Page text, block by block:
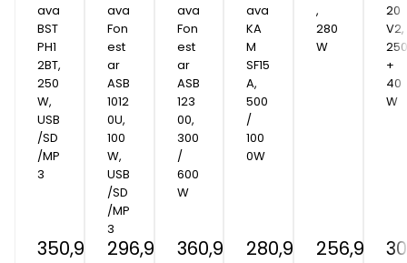
ava
BST
PH1
2BT,
250
W,
USB
/SD
/MP
3
350,90 €
ava
Fon
est
ar
ASB
1012
0U,
100
W,
USB
/SD
/MP
3
296,90 €
ava
Fon
est
ar
ASB
123
00,
300
/
600
W
360,90 €
ava
KA
M
SF15
A,
500
/
100
0W
280,90 €
,
280
W
256,90 €
20
V2,
250
+
40
W